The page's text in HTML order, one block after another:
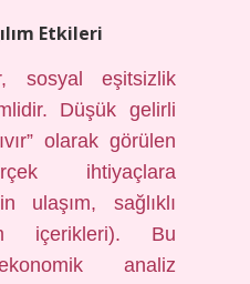
Etkileri
sosyal eşitsizlik
Düşük gelirli
olarak görülen
ihtiyaçlara
ulaşım, sağlıklı
içerikleri). Bu
analiz